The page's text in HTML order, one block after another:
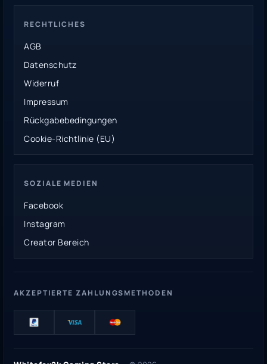
RECHTLICHES
AGB
Datenschutz
Widerruf
Impressum
Rückgabebedingungen
Cookie-Richtlinie (EU)
SOZIALE MEDIEN
Facebook
Instagram
Creator Bereich
AKZEPTIERTE ZAHLUNGSMETHODEN